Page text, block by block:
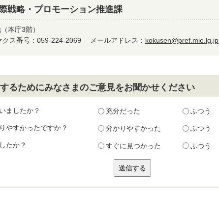
略・プロモーション推進課
本庁3階）
クス番号：059-224-2069 メールアドレス： kokusen@pref.mie.lg.jp
るためにみなさまのご意見をお聞かせください
ましたか？ 充分だった ふつう
やすかったですか？ 分かりやすかった ふつう
たか？ すぐに見つかった ふつう